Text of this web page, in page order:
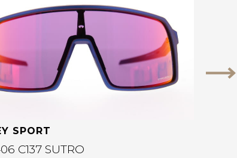
deze bril
SPORT
C137 SUTRO